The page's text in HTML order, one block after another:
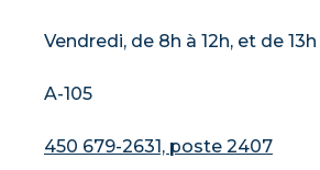
Vendredi, de 8h à 12h, et de 13h
A-105
450 679-2631, poste 2407